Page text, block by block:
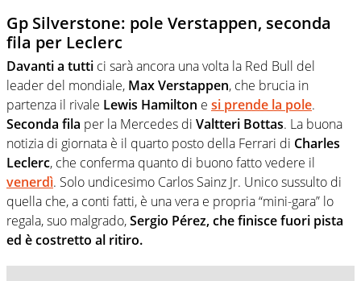
Gp Silverstone: pole Verstappen, seconda
fila per Leclerc
Davanti a tutti ci sarà ancora una volta la Red Bull del
leader del mondiale, Max Verstappen, che brucia in
partenza il rivale Lewis Hamilton e si prende la pole.
Seconda fila per la Mercedes di Valtteri Bottas. La buona
notizia di giornata è il quarto posto della Ferrari di Charles
Leclerc, che conferma quanto di buono fatto vedere il
venerdì. Solo undicesimo Carlos Sainz Jr. Unico sussulto di
quella che, a conti fatti, è una vera e propria “mini-gara” lo
regala, suo malgrado,Sergio Pérez, che finisce fuori pista
ed è costretto al ritiro.